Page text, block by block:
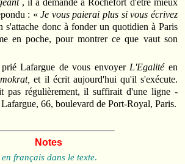
, il a demandé à Rochefort d'être mieux
: «Je vous paierai plus si vous écrivez
s'attache donc à fonder un quotidien à Paris
en poche, pour montrer ce que vaut son
Lafargue de vous envoyer L'Egalité en
et il écrit aujourd'hui qu'il s'exécute.
pas régulièrement, il suffirait d'une ligne ‑
Lafargue, 66, boulevard de Port‑Royal, Paris.
Notes
en français dans le texte.